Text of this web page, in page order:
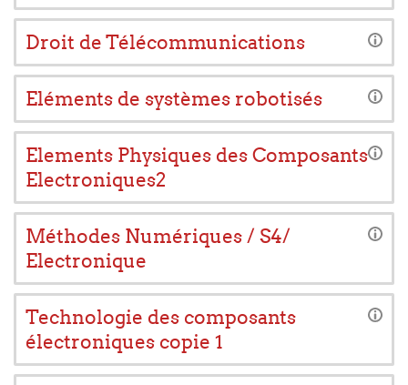
Droit de Télécommunications
Eléments de systèmes robotisés
Elements Physiques des Composants
Electroniques2
Méthodes Numériques / S4/
Electronique
Technologie des composants
électroniques copie 1